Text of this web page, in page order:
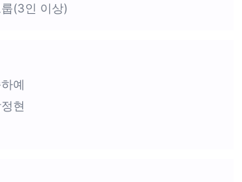
룹(3인 이상)
예
현